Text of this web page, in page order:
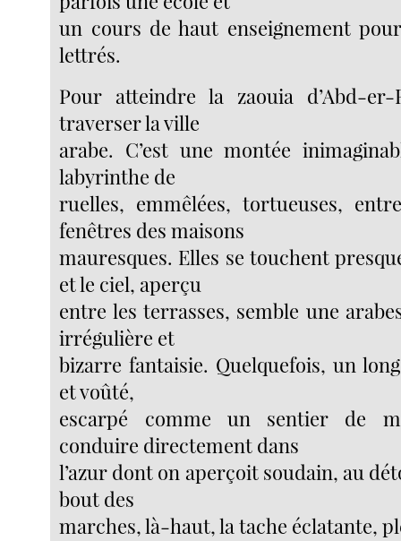
un cours de haut enseignement
lettrés.
Pour atteindre la zaouia d’Abd-
traverser la ville
arabe. C’est une montée
labyrinthe de
ruelles, emmêlées, tortueuses,
fenêtres des maisons
mauresques. Elles se touchent
et le ciel, aperçu
entre les terrasses, semble une
irrégulière et
bizarre fantaisie. Quelquefois, un
et voûté,
escarpé comme un sentier de
conduire directement dans
l’azur dont on aperçoit soudain, au
bout des
marches, là-haut, la tache éclatante,